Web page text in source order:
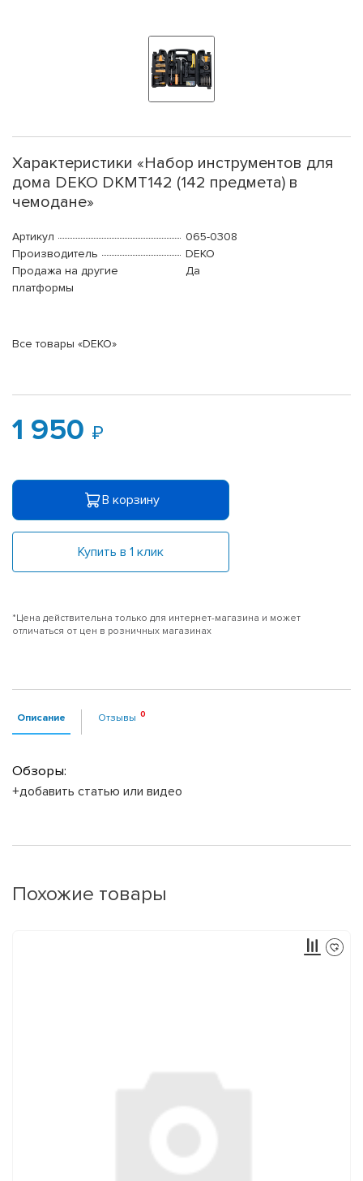
Характеристики «Набор инструментов для
дома DEKO DKMT142 (142 предмета) в
чемодане»
Артикул
065-0308
Производитель
DEKO
Продажа на другие
платформы
Да
Все товары «DEKO»
1 950
В корзину
Купить в 1 клик
*Цена действительна только для интернет-магазина и может
отличаться от цен в розничных магазинах
Описание Отзывы
Обзоры:
+добавить статью или видео
Похожие товары